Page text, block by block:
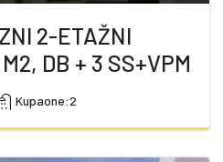
2-ETAŽNI
DB + 3 SS+VPM
Kupaone:2